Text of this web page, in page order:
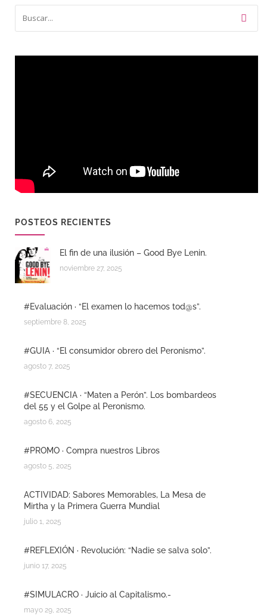
POSTEOS RECIENTES
El fin de una ilusión – Good Bye Lenin.
noviembre 27, 2025
#Evaluación · “El examen lo hacemos tod@s”.
septiembre 8, 2025
#GUIA · “El consumidor obrero del Peronismo”.
agosto 7, 2025
#SECUENCIA · “Maten a Perón”. Los bombardeos
del 55 y el Golpe al Peronismo.
agosto 6, 2025
#PROMO · Compra nuestros Libros
agosto 5, 2025
ACTIVIDAD: Sabores Memorables, La Mesa de
Mirtha y la Primera Guerra Mundial
julio 1, 2025
#REFLEXIÓN · Revolución: “Nadie se salva solo”.
junio 17, 2025
#SIMULACRO · Juicio al Capitalismo.-
mayo 29, 2025